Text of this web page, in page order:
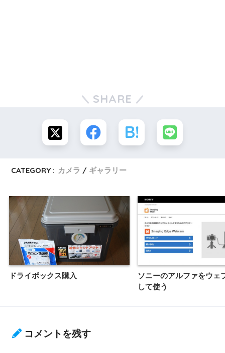
SHARE
CATEGORY : カメラ ギャラリー
ドライボックス購入
ソニーのアルファをウェ
して使う
コメントを残す